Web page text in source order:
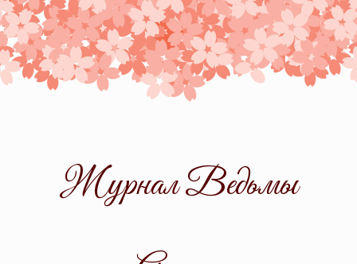
Skip
to
content
Журнал Ведьмы